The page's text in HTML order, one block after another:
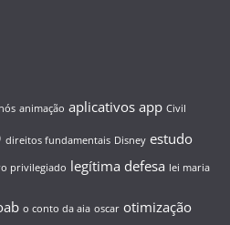
animação aplicativosapp Civil
direitos fundamentais Disney estudo
privilegiado legítima defesa lei maria
o conto da aia oscar otimização